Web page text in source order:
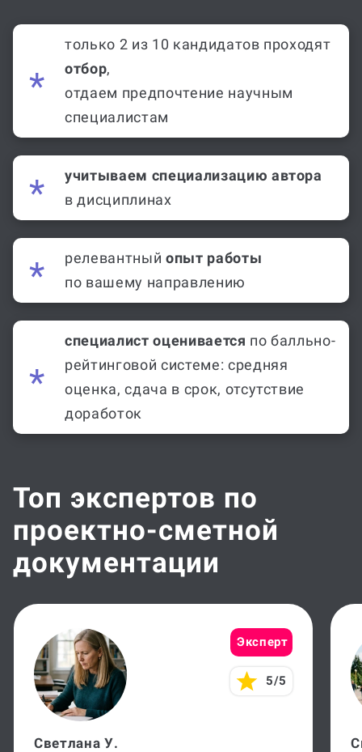
только 2 из 10 кандидатов проходят
отбор,
отдаем предпочтение научным
специалистам
учитываем специализацию автора
в дисциплинах
релевантный опыт работы
по вашему направлению
специалист оценивается по балльно-
рейтинговой системе: средняя
оценка, сдача в срок, отсутствие
доработок
Топ экспертов по
проектно-сметной
документации
Эксперт
5/5
Светлана У.